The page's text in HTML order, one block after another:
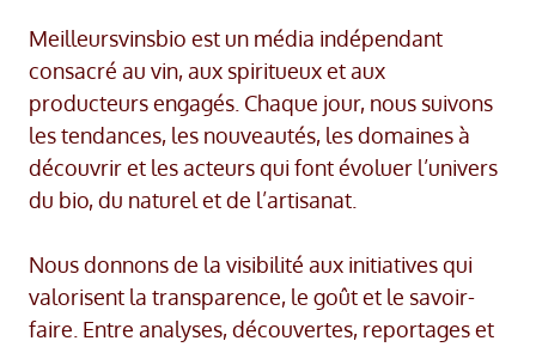
Meilleursvinsbio est un média indépendant
consacré au vin, aux spiritueux et aux
producteurs engagés. Chaque jour, nous suivons
les tendances, les nouveautés, les domaines à
découvrir et les acteurs qui font évoluer l’univers
du bio, du naturel et de l’artisanat.
Nous donnons de la visibilité aux initiatives qui
valorisent la transparence, le goût et le savoir-
faire. Entre analyses, découvertes, reportages et